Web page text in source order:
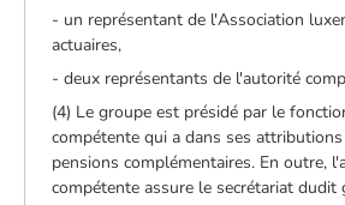
- un représentant de l'Association
actuaires,
- deux représentants de l'autorité
(4) Le groupe est présidé par le
compétente qui a dans ses attributions
pensions complémentaires. En outre,
compétente assure le secrétariat dudit